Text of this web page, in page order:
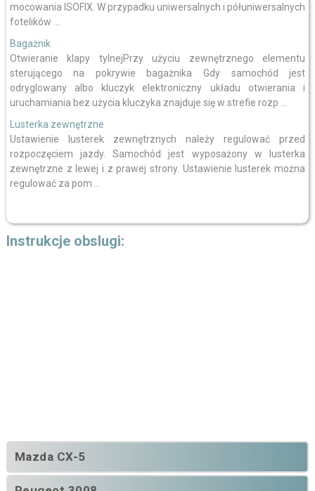
mocowania ISOFIX. W przypadku uniwersalnych i półuniwersalnych
fotelików ...
Bagażnik
Otwieranie klapy tylnejPrzy użyciu zewnętrznego elementu
sterującego na pokrywie bagażnika Gdy samochód jest
odryglowany albo kluczyk elektroniczny układu otwierania i
uruchamiania bez użycia kluczyka znajduje się w strefie rozp ...
Lusterka zewnętrzne
Ustawienie lusterek zewnętrznych należy regulować przed
rozpoczęciem jazdy. Samochód jest wyposażony w lusterka
zewnętrzne z lewej i z prawej strony. Ustawienie lusterek można
regulować za pom ...
Instrukcje obslugi:
Mazda CX-5